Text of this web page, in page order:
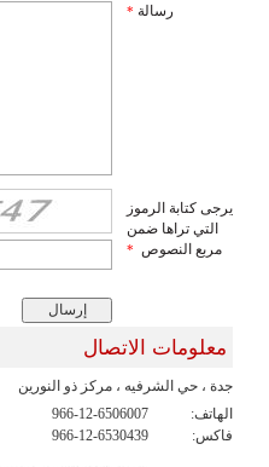
رسالة *
يرجى كتابة الرموز
التي تراها ضمن
مربع النصوص *
معلومات الاتصال
جدة ، حي الشرفيه ، مركز ذو النورين
الهاتف:
966-12-6506007
فاكس:
966-12-6530439